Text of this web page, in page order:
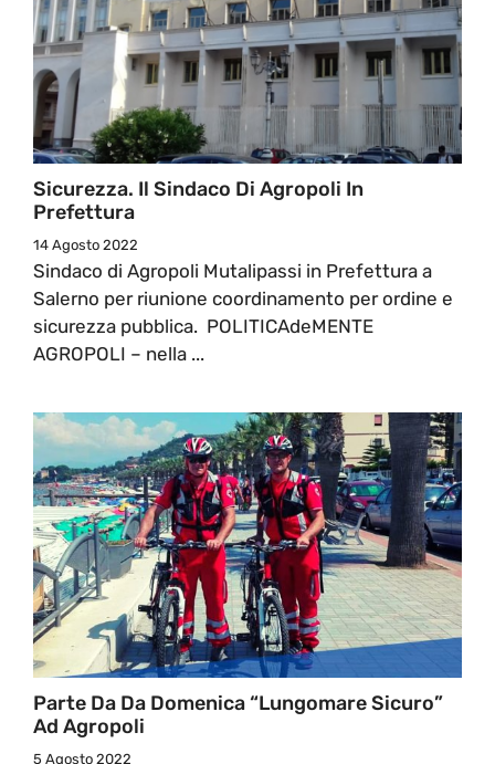
Sicurezza. Il Sindaco Di Agropoli In
Prefettura
14 Agosto 2022
Sindaco di Agropoli Mutalipassi in Prefettura a
Salerno per riunione coordinamento per ordine e
sicurezza pubblica. POLITICAdeMENTE
AGROPOLI – nella ...
Parte Da Da Domenica “Lungomare Sicuro”
Ad Agropoli
5 Agosto 2022